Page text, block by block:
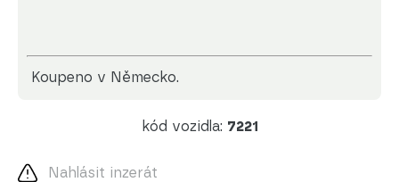
koupeno v Německo.
kód vozidla: 7221
Nahlásit inzerát